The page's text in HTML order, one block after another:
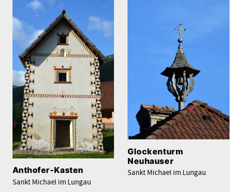
Anthofer-Kasten
Sankt Michael im Lungau
Glockenturm
Neuhauser
Sankt Michael im Lungau